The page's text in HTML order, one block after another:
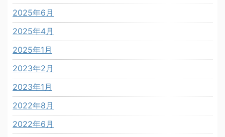
2025年6月
2025年4月
2025年1月
2023年2月
2023年1月
2022年8月
2022年6月